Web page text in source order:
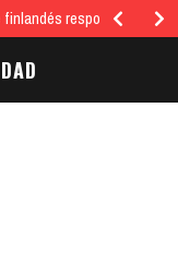
finlandés responsable del